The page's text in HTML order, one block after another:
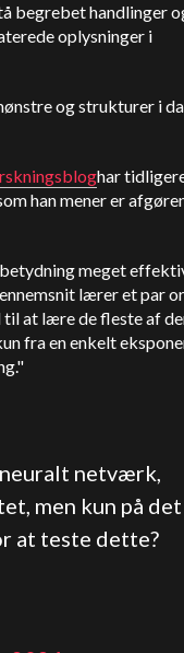
begrebet handlinger
oplysninger i
og strukturer i
har
han mener er
meget
lærer et par
til at lære de fleste af
fra en enkelt
netværk,
men kun på det
at teste dette?